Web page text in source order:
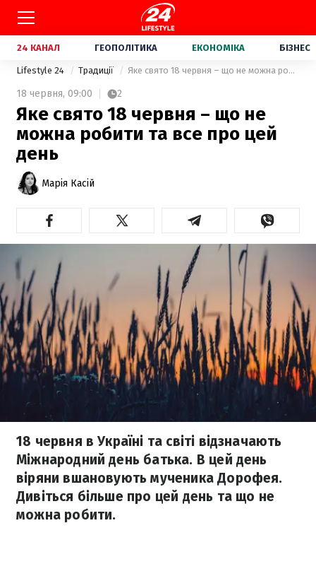
24 КАНАЛ ГЕОПОЛІТИКА ЕКОНОМІКА БІЗНЕС
Lifestyle 24 Традиції Яке свято 18 червня – що не можна робити та все про цей день
18 червня, 09:00 2
Яке свято 18 червня – що не
можна робити та все про цей
день
Марія Касій
18 червня в Україні та світі відзначають
Міжнародний день батька. В цей день
віряни вшановують мученика Дорофея.
Дивіться більше про цей день та що не
можна робити.